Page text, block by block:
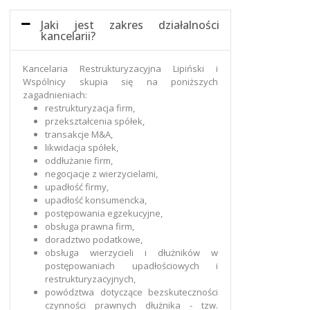
Jaki jest zakres działalności
kancelarii?
Kancelaria Restrukturyzacyjna Lipiński i
Wspólnicy skupia się na poniższych
zagadnieniach:
restrukturyzacja firm,
przekształcenia spółek,
transakcje M&A,
likwidacja spółek,
oddłużanie firm,
negocjacje z wierzycielami,
upadłość firmy,
upadłość konsumencka,
postępowania egzekucyjne,
obsługa prawna firm,
doradztwo podatkowe,
obsługa wierzycieli i dłużników w
postępowaniach upadłościowych i
restrukturyzacyjnych,
powództwa dotyczące bezskuteczności
czynności prawnych dłużnika - tzw.